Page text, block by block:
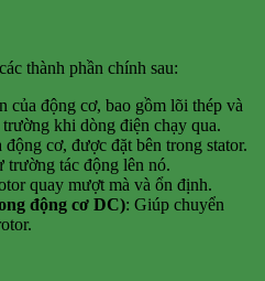
thành phần chính sau:
của động cơ, bao gồm lõi thép và
khi dòng điện chạy qua.
động cơ, được đặt bên trong stator.
tác động lên nó.
quay mượt mà và ổn định.
động cơ DC): Giúp chuyển